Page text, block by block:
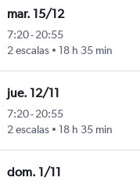
mar. 15/12
7:20-20:55
2 escalas
18 h 35 min
jue. 12/11
7:20-20:55
2 escalas
18 h 35 min
dom. 1/11